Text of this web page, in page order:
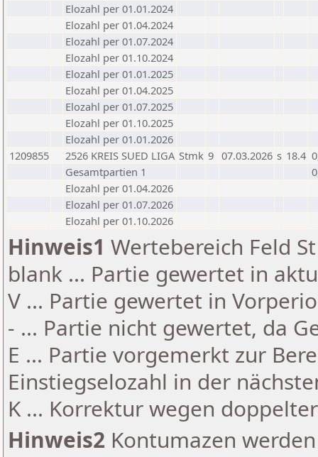
Elozahl per 01.01.2024
Elozahl per 01.04.2024
Elozahl per 01.07.2024
Elozahl per 01.10.2024
Elozahl per 01.01.2025
Elozahl per 01.04.2025
Elozahl per 01.07.2025
Elozahl per 01.10.2025
Elozahl per 01.01.2026
1209855
2526 KREIS SUED LIGA Stmk 9 07.03.2026 s 18.4
Gesamtpartien 1
Elozahl per 01.04.2026
Elozahl per 01.07.2026
Elozahl per 01.10.2026
Hinweis1 Wertebereich Feld
blank ... Partie gewertet in
V ... Partie gewertet in
- ... Partie nicht gewertet, da
E ... Partie vorgemerkt zur
Einstiegselozahl in der
K ... Korrektur wegen
Hinweis2 Kontumazen